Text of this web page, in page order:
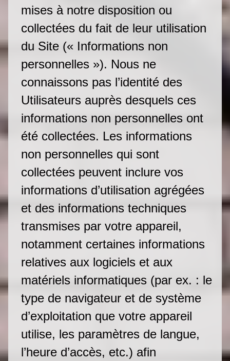
mises à notre disposition ou
collectées du fait de leur utilisation
du Site (« Informations non
personnelles »). Nous ne
connaissons pas l’identité des
Utilisateurs auprès desquels ces
informations non personnelles ont
été collectées. Les informations
non personnelles qui sont
collectées peuvent inclure vos
informations d’utilisation agrégées
et des informations techniques
transmises par votre appareil,
notamment certaines informations
relatives aux logiciels et aux
matériels informatiques (par ex. : le
type de navigateur et de système
d’exploitation que votre appareil
utilise, les paramètres de langue,
l’heure d’accès, etc.) afin